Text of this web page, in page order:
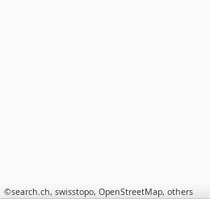
©search.ch, swisstopo, OpenStreetMap, others